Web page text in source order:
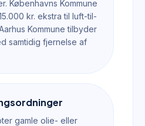
Københavns Kommune
kr. ekstra til luft-til-
Kommune tilbyder
samtidig fjernelse af
gamle olie- eller